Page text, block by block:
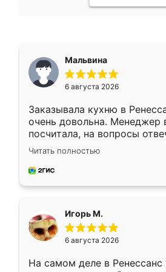
Мальвина
6 августа 2026
Заказывала кухню в
очень довольна. Менеджер
посчитала, на вопросы
Замерщик приехал в
делу со всей
за день, ребята работали
Читать полностью
Игорь М.
6 августа 2026
На самом деле в